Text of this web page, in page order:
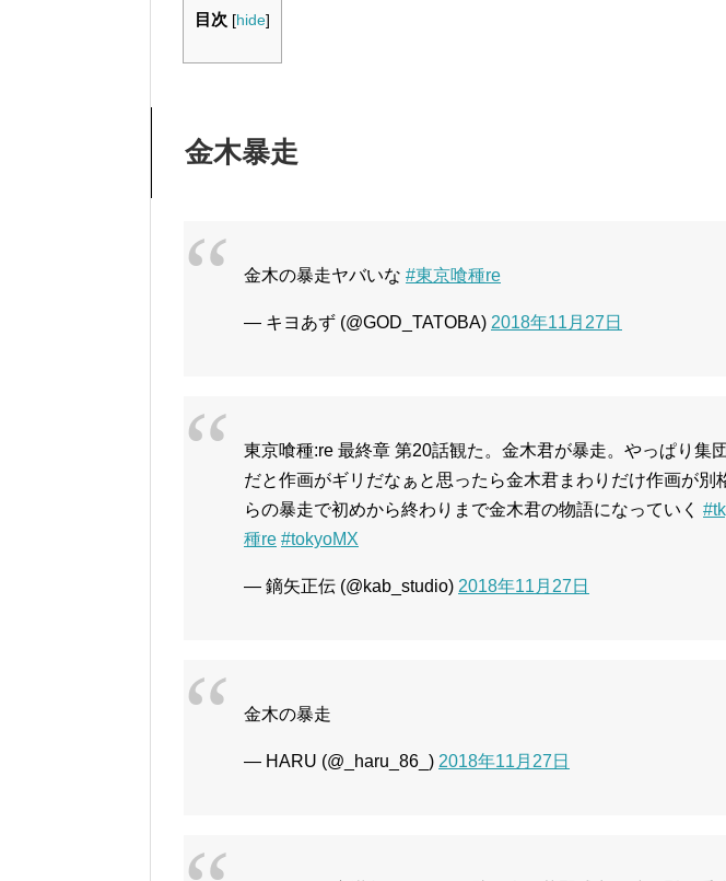
目次 [hide]
金木暴走
金木の暴走ヤバいな #東京喰種re
— キヨあず (@GOD_TATOBA) 2018年11月27日
東京喰種:re 最終章 第20話観た。金木君が暴走。やっぱり集
だと作画がギリだなぁと思ったら金木君まわりだけ作画が別
らの暴走で初めから終わりまで金木君の物語になっていく
種re #tokyoMX
— 鏑矢正伝 (@kab_studio) 2018年11月27日
金木の暴走
— HARU (@_haru_86_) 2018年11月27日